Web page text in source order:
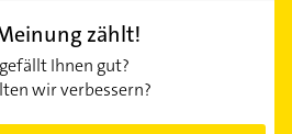
zählt!
Ihnen gut?
wir verbessern?